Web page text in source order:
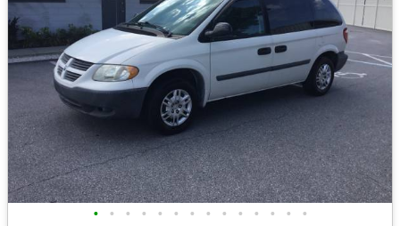
• • • • • • • • • • • • • •